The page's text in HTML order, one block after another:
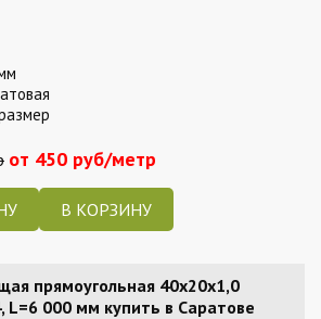
от 450 руб/метр
прямоугольная 40х20х1,0
L=6 000 мм купить в Саратове